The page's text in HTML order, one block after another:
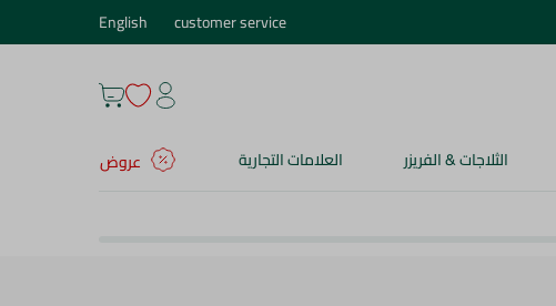
customer service
English
الثلاجات & الفريزر العلامات التجارية
عروض